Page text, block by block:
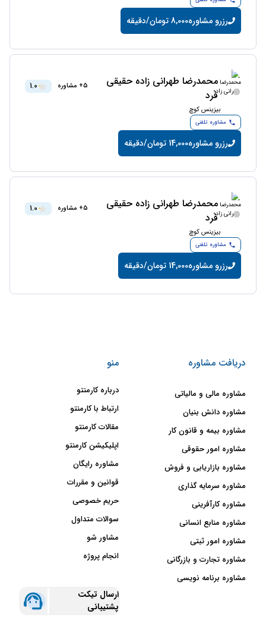
رزرو مشاوره8,000 تومان/دقیقه
محمدرضا طهرانى زاده حقيقى
فرد
بیزینس کوچ
5+ مشاوره 1.0
مشاوره تلفنی
رزرو مشاوره14,000 تومان/دقیقه
محمدرضا طهرانى زاده حقيقى
فرد
بیزینس کوچ
5+ مشاوره 1.0
مشاوره تلفنی
رزرو مشاوره14,000 تومان/دقیقه
دریافت مشاوره
مشاوره مالی و مالیاتی
مشاوره دانش بنیان
مشاوره بیمه و قانون کار
مشاوره امور حقوقی
مشاوره بازاریابی و فروش
مشاوره سرمایه گذاری
مشاوره کارآفرینی
مشاوره منابع انسانی
مشاوره امور ثبتی
مشاوره تجارت و بازرگانی
مشاوره برنامه نویسی
منو
درباره کارمنتو
ارتباط با کارمنتو
مقالات کارمنتو
اپلیکیشن کارمنتو
مشاوره رایگان
قوانین و مقررات
حریم خصوصی
سوالات متداول
مشاور شو
انجام پروژه
ارسال تیکت
پشتیبانی